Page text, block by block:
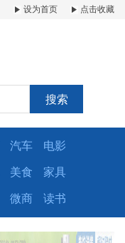
设为首页 点击收藏
搜索
汽车 电影
美食 家具
微商 读书